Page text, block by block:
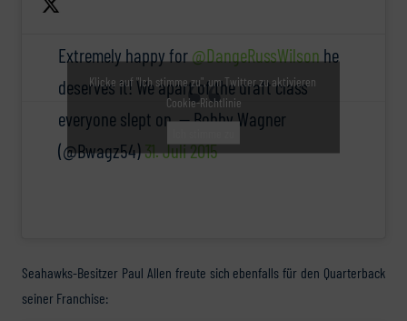
Extremely happy for @DangeRussWilson he
deserves it! We apart of the draft class
everyone slept on. — Bobby Wagner
(@Bwagz54)31. Juli 2015
Klicke auf "Ich stimme zu", um Twitter zu aktivieren
Cookie-Richtlinie
Seahawks-Besitzer Paul Allen freute sich ebenfalls für den Quarterback
seiner Franchise: